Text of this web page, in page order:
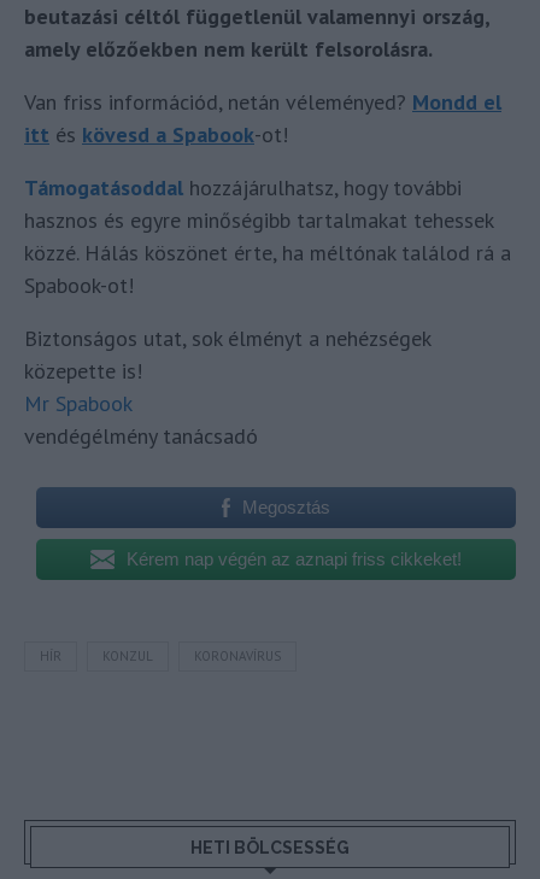
beutazási céltól függetlenül valamennyi ország,
amely előzőekben nem került felsorolásra.
Van friss információd, netán véleményed? Mondd el
itt és kövesd a Spabook-ot!
Támogatásoddal hozzájárulhatsz, hogy további
hasznos és egyre minőségibb tartalmakat tehessek
közzé. Hálás köszönet érte, ha méltónak találod rá a
Spabook-ot!
Biztonságos utat, sok élményt a nehézségek
közepette is!
Mr Spabook
vendégélmény tanácsadó
Megosztás
Kérem nap végén az aznapi friss cikkeket!
HÍR KONZUL KORONAVÍRUS
HETI BÖLCSESSÉG